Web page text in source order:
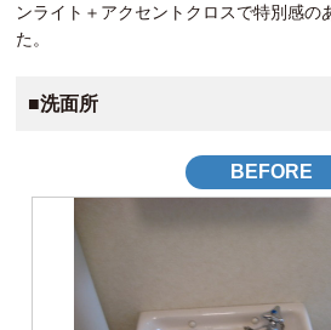
ンライト＋アクセントクロスで特別感の
た。
■洗面所
BEFORE